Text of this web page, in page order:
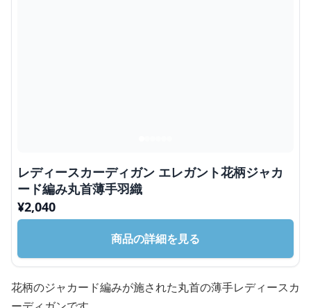
レディースカーディガン エレガント花柄ジャカ
ード編み丸首薄手羽織
¥2,040
商品の詳細を見る
花柄のジャカード編みが施された丸首の薄手レディースカ